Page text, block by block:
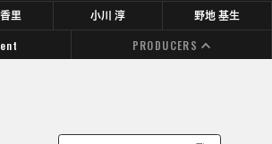
里 小川 淳 野地 基生
PRODUCERS